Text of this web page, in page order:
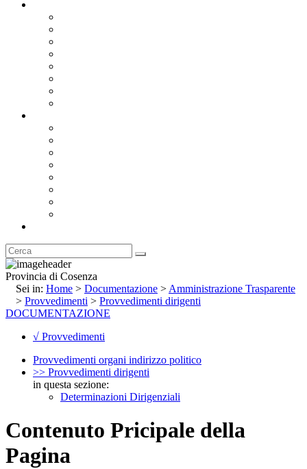
Provincia di Cosenza
Sei in: Home > Documentazione > Amministrazione Trasparente
> Provvedimenti > Provvedimenti dirigenti
DOCUMENTAZIONE
√ Provvedimenti
Provvedimenti organi indirizzo politico
>> Provvedimenti dirigenti
in questa sezione:
Determinazioni Dirigenziali
Contenuto Pricipale della
Pagina